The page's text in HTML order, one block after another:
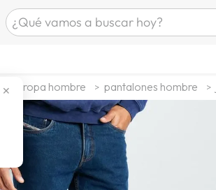
¿Qué vamos a buscar hoy?
2. celulares
3. zapatillas hombre
moda
5 zapatillas
✕ ropa hombre pantalones hombre